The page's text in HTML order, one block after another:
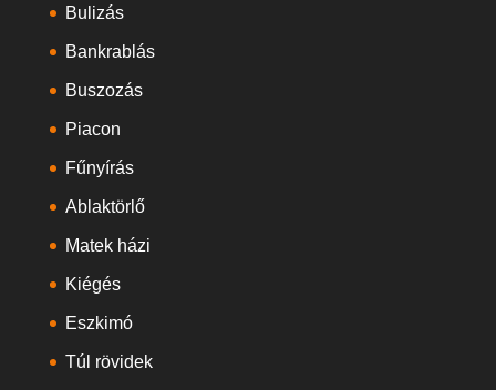
Bulizás
Bankrablás
Buszozás
Piacon
Fűnyírás
Ablaktörlő
Matek házi
Kiégés
Eszkimó
Túl rövidek